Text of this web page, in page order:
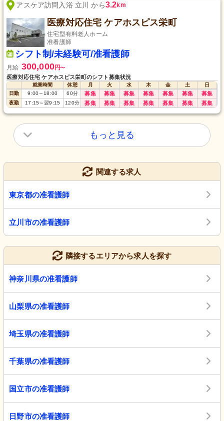
アスケア訪問入浴 立川 から3.2km
医療対応住宅 ケアホスピス栄町
住宅型有料老人ホーム
准看護師
シフト制/未経験可/准看護師
月給 300,000円〜
医療対応住宅 ケアホスピス栄町のシフト募集状況
就業時間 休憩 月 火 水 木 金 土
日
日勤
9:00～ 18:00 60分 募集 募集 募集 募集 募集 募集 募集
夜勤 17:15 ～翌9:15 120分 募集 募集 募集 募集 募集 募集 募集
もっと見る
関連する求人
東京都の准看護師
立川市の准看護師
隣接するエリアから求人を探す
神奈川県の准看護師
山梨県の准看護師
埼玉県の准看護師
千葉県の准看護師
国立市の准看護師
日野市の准看護師